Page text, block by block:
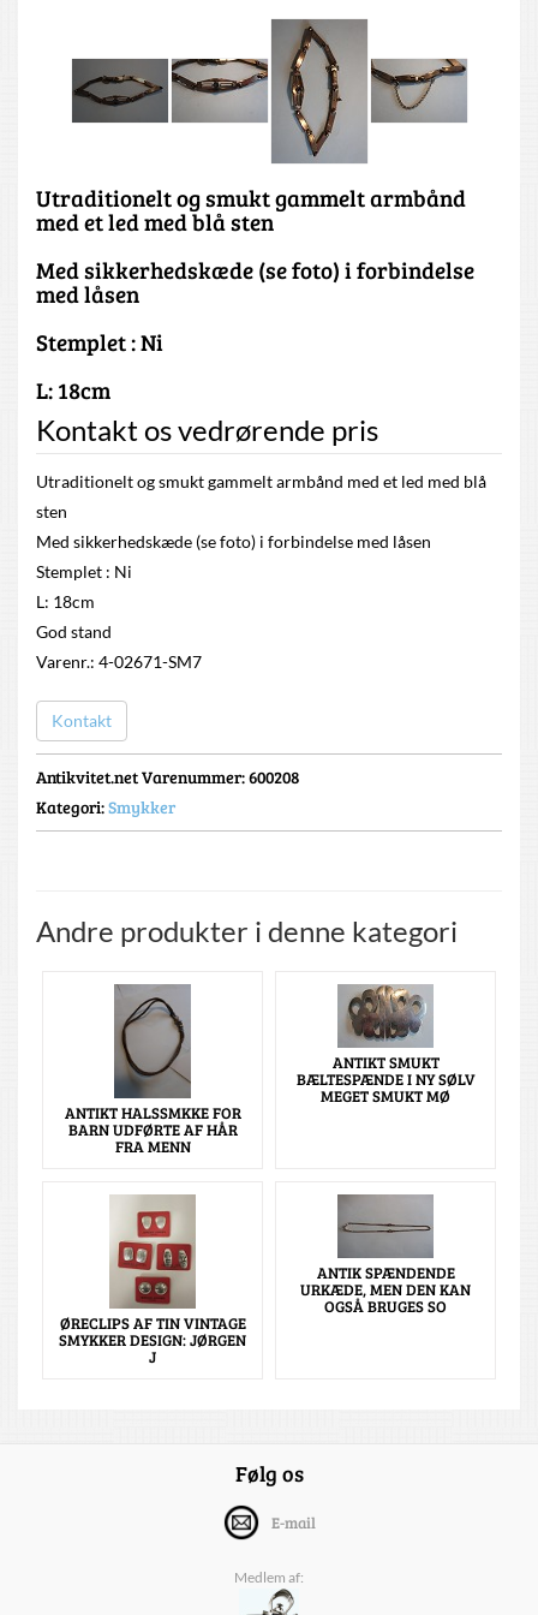
Utraditionelt og smukt gammelt armbånd
med et led med blå sten
Med sikkerhedskæde (se foto) i forbindelse
med låsen
Stemplet : Ni
L: 18cm
Kontakt os vedrørende pris
Utraditionelt og smukt gammelt armbånd med et led med blå
sten
Med sikkerhedskæde (se foto) i forbindelse med låsen
Stemplet : Ni
L: 18cm
God stand
Varenr.: 4-02671-SM7
Kontakt
Antikvitet.net Varenummer: 600208
Kategori:Smykker
Andre produkter i denne kategori
ANTIKT HALSSMKKE FOR
BARN UDFØRTE AF HÅR
FRA MENN
ANTIKT SMUKT
BÆLTESPÆNDE I NY SØLV
MEGET SMUKT MØ
ØRECLIPS AF TIN VINTAGE
SMYKKER DESIGN: JØRGEN
J
ANTIK SPÆNDENDE
URKÆDE, MEN DEN KAN
OGSÅ BRUGES SO
Følg os
E-mail
Medlem af: